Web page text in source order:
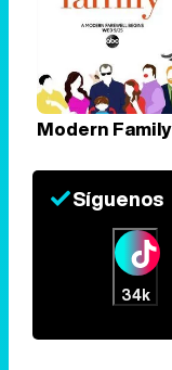
Modern Family
Síguenos
34k